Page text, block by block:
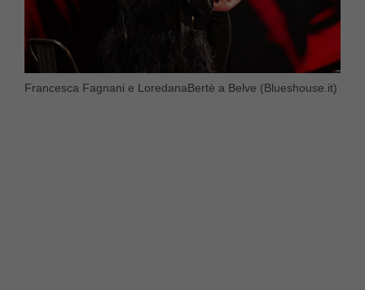
Francesca Fagnani e LoredanaBertè a Belve (Blueshouse.it)